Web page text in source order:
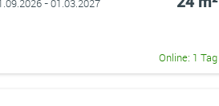
- 01.03.2027
Online: 1 Tag